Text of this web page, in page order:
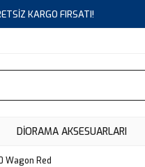
KARGO FIRSATI!
DİORAMA AKSESUARLARI
Wagon Red